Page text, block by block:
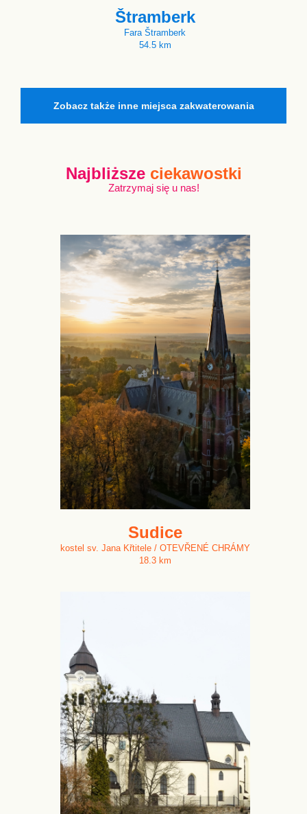
Štramberk
Fara Štramberk
54.5 km
Zobacz także inne miejsca zakwaterowania
Najbliższe ciekawostki
Zatrzymaj się u nas!
Sudice
kostel sv. Jana Křtitele / OTEVŘENÉ CHRÁMY
18.3 km